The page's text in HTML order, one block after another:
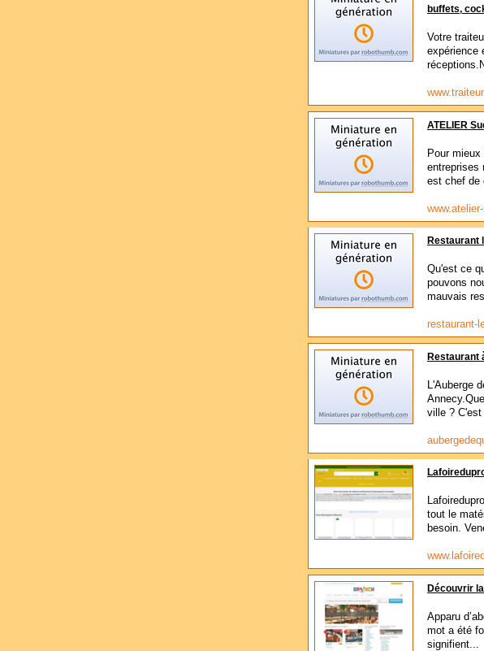
buffets,
Votre
expérience
ATELIER
Pour
entreprises
est chef de
Restaurant
Qu'est ce
pouvons
mauvais
restaurant-
Restaurant
L'Auberge
ville ?
tout le
besoin.
Découvrir
Apparu
mot a été
signifient...